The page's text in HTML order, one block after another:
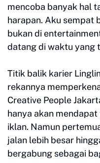
mencoba banyak hal
harapan. Aku sempat
bukan di
datang di waktu yang
Titik balik karier
rekannya
Creative People
hanya akan
iklan. Namun
jalan lebih besar
bergabung sebagai